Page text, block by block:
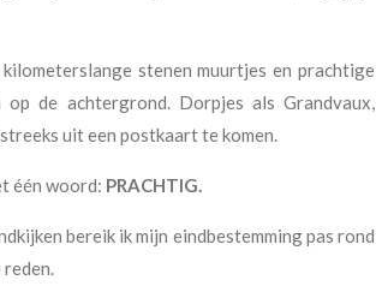
stenen muurtjes en prachtige
de achtergrond. Dorpjes als Grandvaux,
uit een postkaart te komen.
één woord: PRACHTIG.
bereik ik mijn eindbestemming pas rond
reden.